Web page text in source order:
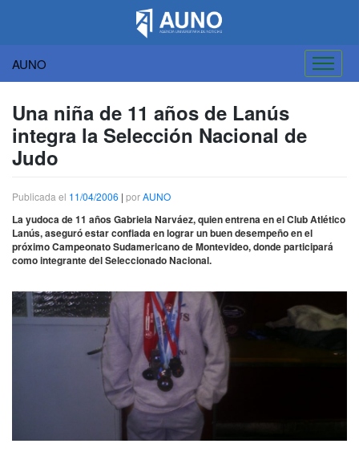
AUNO
contenido
Una niña de 11 años de Lanús
integra la Selección Nacional de
Judo
Publicada el 11/04/2006 | porAUNO
La yudoca de 11 años Gabriela Narváez, quien entrena en el Club Atlético
Lanús, aseguró estar confiada en lograr un buen desempeño en el
próximo Campeonato Sudamericano de Montevideo, donde participará
como integrante del Seleccionado Nacional.